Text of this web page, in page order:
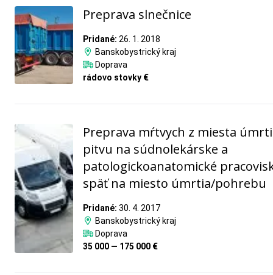
Preprava slnečnice
Pridané: 26. 1. 2018
Banskobystrický kraj
Doprava
rádovo stovky €
Preprava mŕtvych z miesta
pitvu na súdnolekárske a
patologickoanatomické
späť na miesto úmrtia/pohrebu
Pridané: 30. 4. 2017
Banskobystrický kraj
Doprava
35 000 — 175 000 €